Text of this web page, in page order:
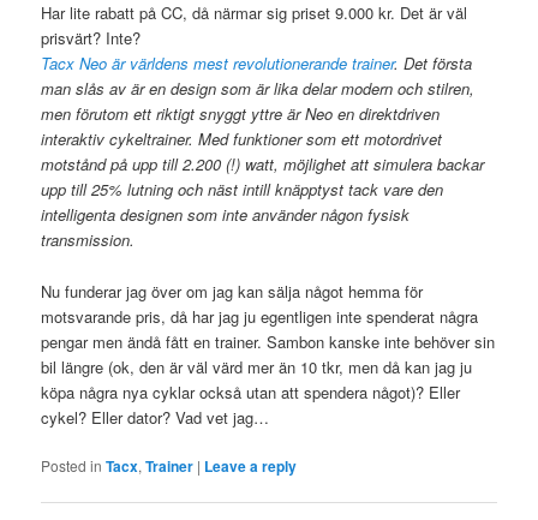
Har lite rabatt på CC, då närmar sig priset 9.000 kr. Det är väl
prisvärt? Inte?
Tacx Neo är världens mest revolutionerande trainer. Det första
man slås av är en design som är lika delar modern och stilren,
men förutom ett riktigt snyggt yttre är Neo en direktdriven
interaktiv cykeltrainer. Med funktioner som ett motordrivet
motstånd på upp till 2.200 (!) watt, möjlighet att simulera backar
upp till 25% lutning och näst intill knäpptyst tack vare den
intelligenta designen som inte använder någon fysisk
transmission.
Nu funderar jag över om jag kan sälja något hemma för
motsvarande pris, då har jag ju egentligen inte spenderat några
pengar men ändå fått en trainer. Sambon kanske inte behöver sin
bil längre (ok, den är väl värd mer än 10 tkr, men då kan jag ju
köpa några nya cyklar också utan att spendera något)? Eller
cykel? Eller dator? Vad vet jag…
Posted in Tacx,Trainer | Leave a reply